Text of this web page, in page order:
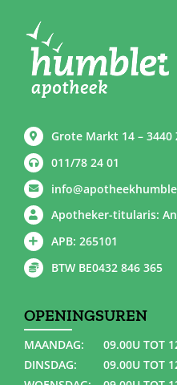
Grote Markt 14 –
011/78 24 01
Apotheker-titularis:
APB: 265101
BTW BE0432 846 365
OPENINGSUREN
MAANDAG:
09.00U TOT
DINSDAG:
09.00U TOT